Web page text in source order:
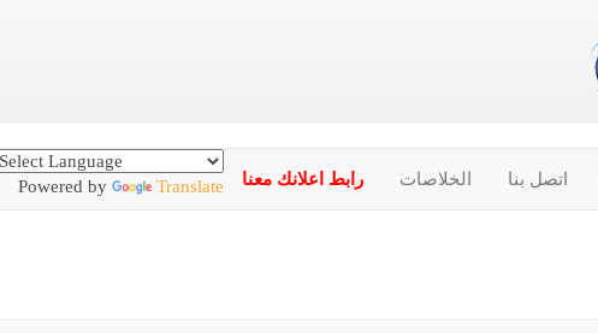
اتصل بنا الخلاصات رابط اعلانك معنا Powered by Translate